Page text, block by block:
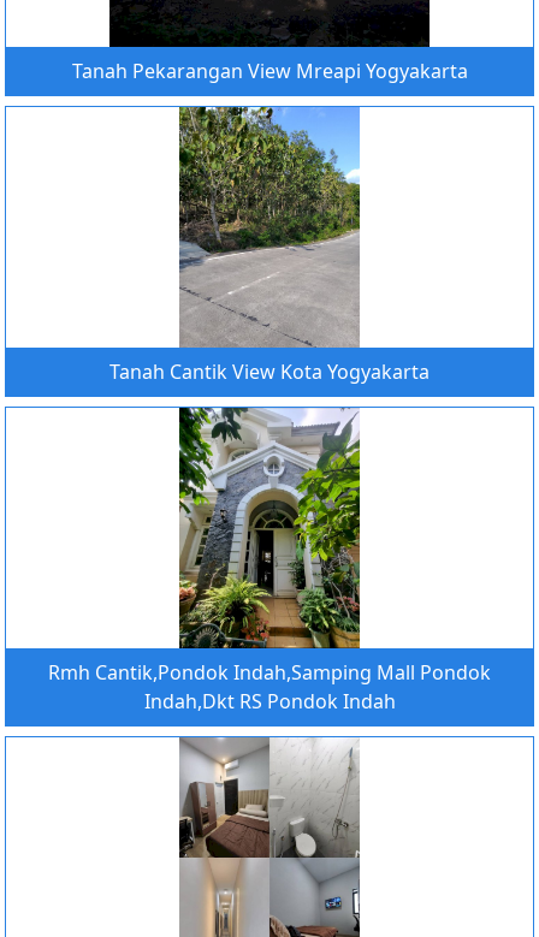
Tanah Pekarangan View Mreapi Yogyakarta
Tanah Cantik View Kota Yogyakarta
Rmh Cantik,Pondok Indah,Samping Mall Pondok
Indah,Dkt RS Pondok Indah